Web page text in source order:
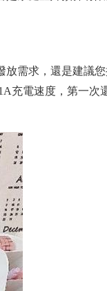
需求，還是建
電速度，第一